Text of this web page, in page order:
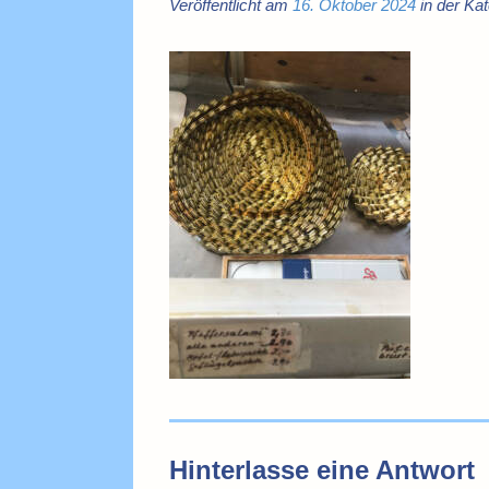
Veröffentlicht am 16. Oktober 2024 in der
Hinterlasse eine Antwort